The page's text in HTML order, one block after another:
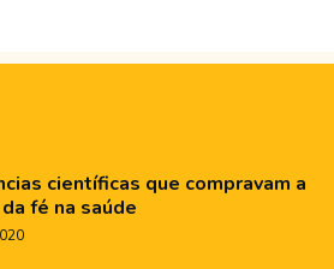
científicas que compravam a
fé na saúde